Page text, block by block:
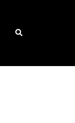
Search